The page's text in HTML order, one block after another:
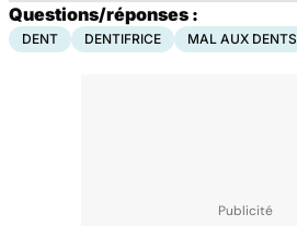
Questions/réponses :
DENT DENTIFRICE MAL AUX DENTS